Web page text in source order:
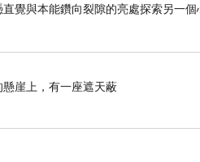
是在最熱鬧的地方，
覺與本能鑽向裂隙的亮處探索另一
一座遮天蔽